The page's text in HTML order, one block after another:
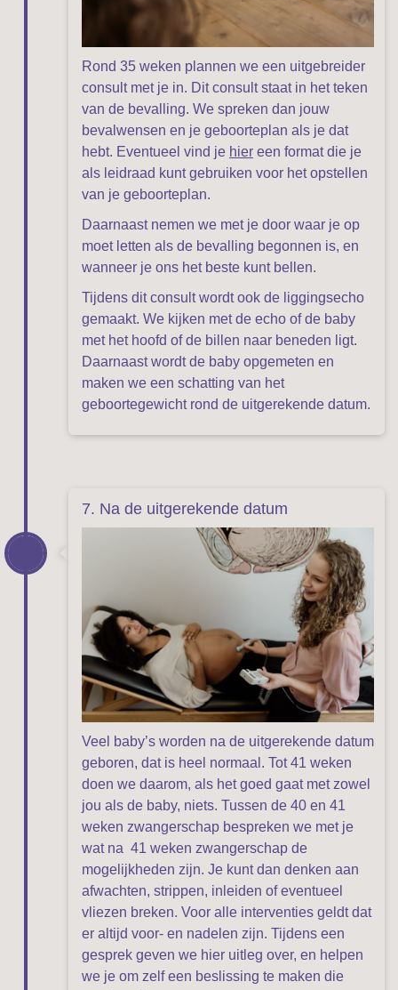
Rond 35 weken plannen we een uitgebreider
consult met je in. Dit consult staat in het teken
van de bevalling. We spreken dan jouw
bevalwensen en je geboorteplan als je dat
hebt. Eventueel vind je hier een format die je
als leidraad kunt gebruiken voor het opstellen
van je geboorteplan.
Daarnaast nemen we met je door waar je op
moet letten als de bevalling begonnen is, en
wanneer je ons het beste kunt bellen.
Tijdens dit consult wordt ook de liggingsecho
gemaakt. We kijken met de echo of de baby
met het hoofd of de billen naar beneden ligt.
Daarnaast wordt de baby opgemeten en
maken we een schatting van het
geboortegewicht rond de uitgerekende datum.
7. Na de uitgerekende datum
Veel baby’s worden na de uitgerekende datum
geboren, dat is heel normaal. Tot 41 weken
doen we daarom, als het goed gaat met zowel
jou als de baby, niets. Tussen de 40 en 41
weken zwangerschap bespreken we met je
wat na 41 weken zwangerschap de
mogelijkheden zijn. Je kunt dan denken aan
afwachten, strippen, inleiden of eventueel
vliezen breken. Voor alle interventies geldt dat
er altijd voor- en nadelen zijn. Tijdens een
gesprek geven we hier uitleg over, en helpen
we je om zelf een beslissing te maken die